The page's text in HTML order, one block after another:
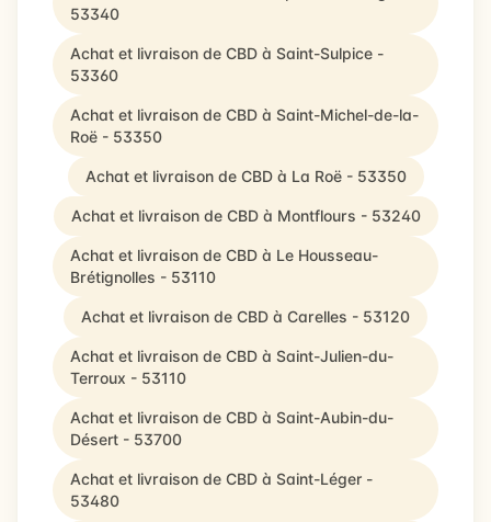
53340
Achat et livraison de CBD à Saint-Sulpice -
53360
Achat et livraison de CBD à Saint-Michel-de-la-
Roë - 53350
Achat et livraison de CBD à La Roë - 53350
Achat et livraison de CBD à Montflours - 53240
Achat et livraison de CBD à Le Housseau-
Brétignolles - 53110
Achat et livraison de CBD à Carelles - 53120
Achat et livraison de CBD à Saint-Julien-du-
Terroux - 53110
Achat et livraison de CBD à Saint-Aubin-du-
Désert - 53700
Achat et livraison de CBD à Saint-Léger -
53480